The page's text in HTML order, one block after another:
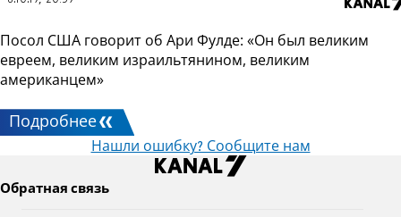
Посол США говорит об Ари Фулде: «Он был великим
евреем, великим израильтянином, великим
американцем»
Подробнее
Нашли ошибку? Сообщите нам
Обратная связь